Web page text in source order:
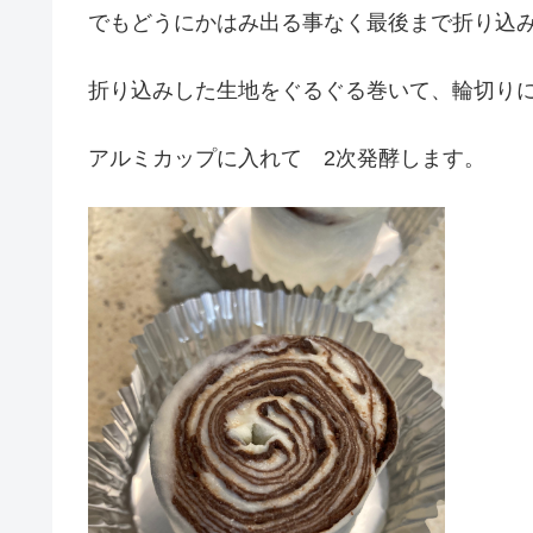
でもどうにかはみ出る事なく最後まで折り込
折り込みした生地をぐるぐる巻いて、輪切り
アルミカップに入れて 2次発酵します。